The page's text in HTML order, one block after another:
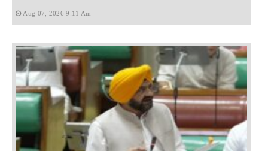
Aug 07, 2026 9:11 Am